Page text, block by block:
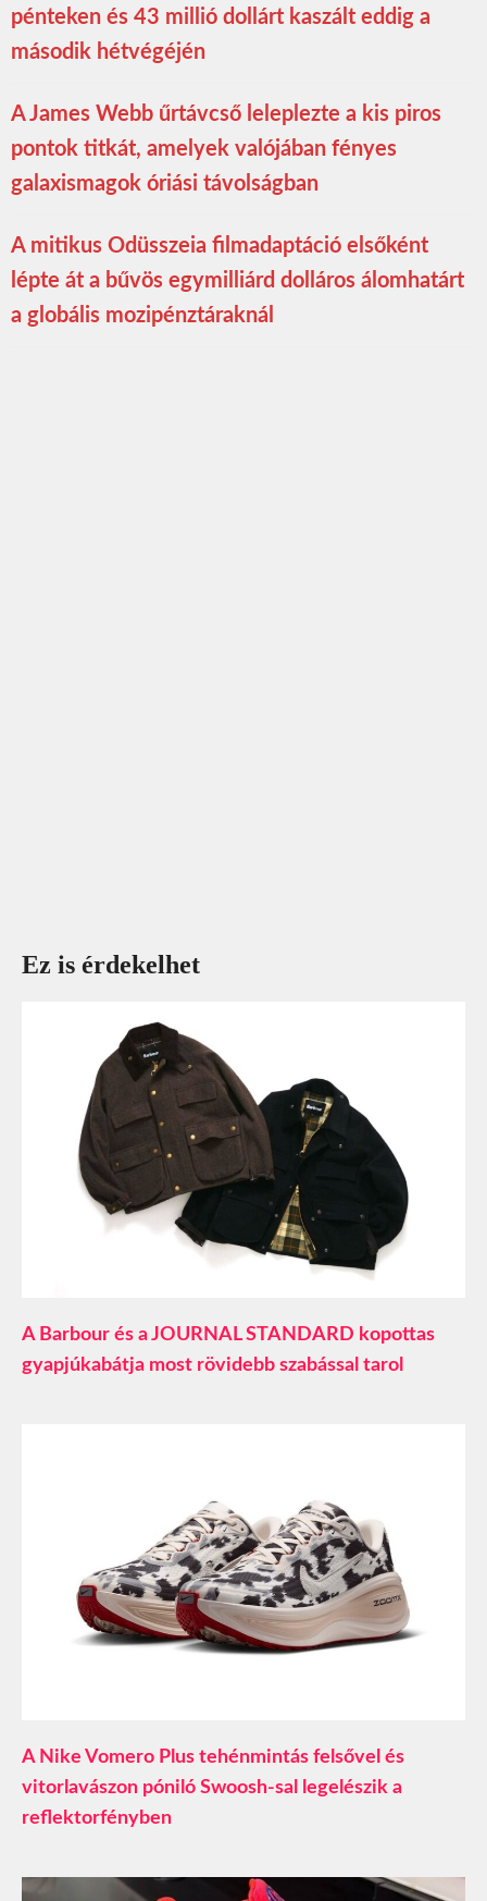
pénteken és 43 millió dollárt kaszált eddig a
második hétvégéjén
A James Webb űrtávcső leleplezte a kis piros
pontok titkát, amelyek valójában fényes
galaxismagok óriási távolságban
A mitikus Odüsszeia filmadaptáció elsőként
lépte át a bűvös egymilliárd dolláros álomhatárt
a globális mozipénztáraknál
Ez is érdekelhet
A Barbour és a JOURNAL STANDARD kopottas
gyapjúkabátja most rövidebb szabással tarol
A Nike Vomero Plus tehénmintás felsővel és
vitorlavászon póniló Swoosh-sal legelészik a
reflektorfényben